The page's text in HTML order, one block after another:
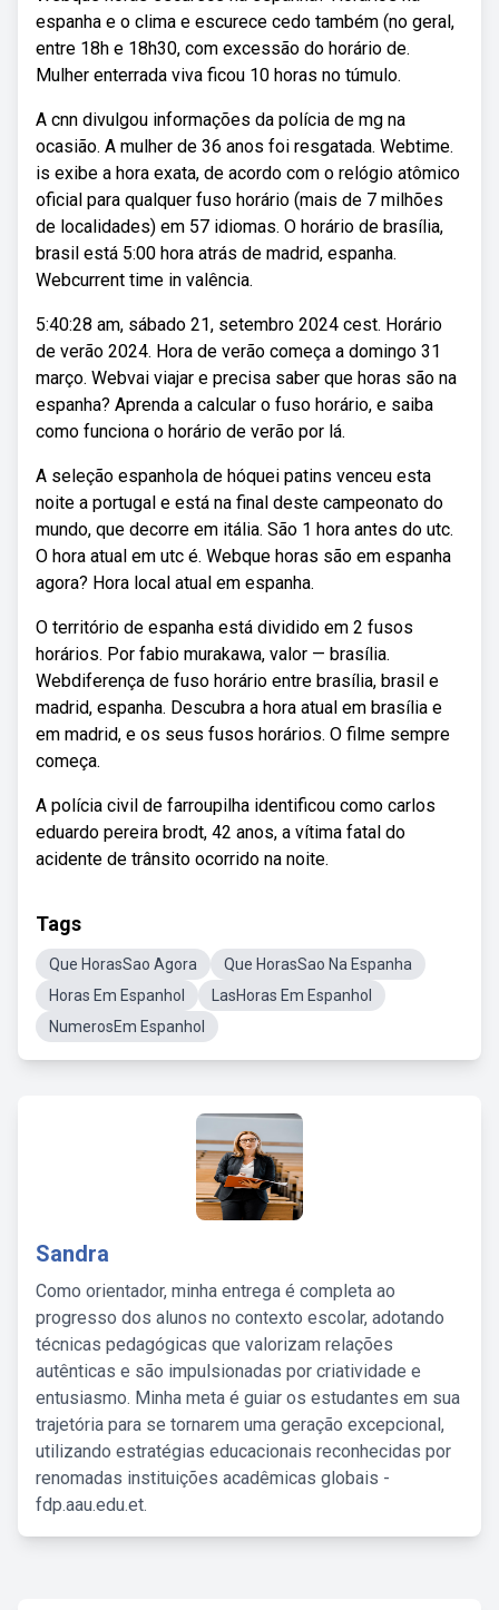
espanha e o clima e escurece cedo também (no geral,
entre 18h e 18h30, com excessão do horário de.
Mulher enterrada viva ficou 10 horas no túmulo.
A cnn divulgou informações da polícia de mg na
ocasião. A mulher de 36 anos foi resgatada. Webtime.
is exibe a hora exata, de acordo com o relógio atômico
oficial para qualquer fuso horário (mais de 7 milhões
de localidades) em 57 idiomas. O horário de brasília,
brasil está 5:00 hora atrás de madrid, espanha.
Webcurrent time in valência.
5:40:28 am, sábado 21, setembro 2024 cest. Horário
de verão 2024. Hora de verão começa a domingo 31
março. Webvai viajar e precisa saber que horas são na
espanha? Aprenda a calcular o fuso horário, e saiba
como funciona o horário de verão por lá.
A seleção espanhola de hóquei patins venceu esta
noite a portugal e está na final deste campeonato do
mundo, que decorre em itália. São 1 hora antes do utc.
O hora atual em utc é. Webque horas são em espanha
agora? Hora local atual em espanha.
O território de espanha está dividido em 2 fusos
horários. Por fabio murakawa, valor — brasília.
Webdiferença de fuso horário entre brasília, brasil e
madrid, espanha. Descubra a hora atual em brasília e
em madrid, e os seus fusos horários. O filme sempre
começa.
A polícia civil de farroupilha identificou como carlos
eduardo pereira brodt, 42 anos, a vítima fatal do
acidente de trânsito ocorrido na noite.
Tags
Que HorasSao Agora
Que HorasSao Na Espanha
Horas Em Espanhol
LasHoras Em Espanhol
NumerosEm Espanhol
Sandra
Como orientador, minha entrega é completa ao
progresso dos alunos no contexto escolar, adotando
técnicas pedagógicas que valorizam relações
autênticas e são impulsionadas por criatividade e
entusiasmo. Minha meta é guiar os estudantes em sua
trajetória para se tornarem uma geração excepcional,
utilizando estratégias educacionais reconhecidas por
renomadas instituições acadêmicas globais -
fdp.aau.edu.et.